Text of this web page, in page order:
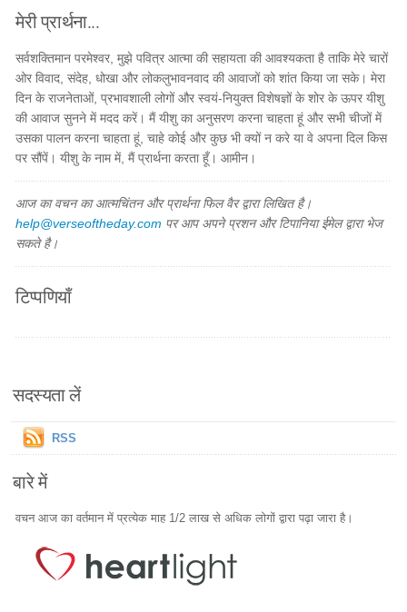
मेरी प्रार्थना...
सर्वशक्तिमान परमेश्वर, मुझे पवित्र आत्मा की सहायता की आवश्यकता है ताकि मेरे चारों
ओर विवाद, संदेह, धोखा और लोकलुभावनवाद की आवाजों को शांत किया जा सके। मेरा
दिन के राजनेताओं, प्रभावशाली लोगों और स्वयं-नियुक्त विशेषज्ञों के शोर के ऊपर यीशु
की आवाज सुनने में मदद करें। मैं यीशु का अनुसरण करना चाहता हूं और सभी चीजों में
उसका पालन करना चाहता हूं, चाहे कोई और कुछ भी क्यों न करे या वे अपना दिल किस
पर सौंपें। यीशु के नाम में, मैं प्रार्थना करता हूँ। आमीन।
आज का वचन का आत्मचिंतन और प्रार्थना फिल वैर द्वारा लिखित है।
help@verseoftheday.com पर आप अपने प्रशन और टिपानिया ईमेल द्वारा भेज
सकते है।
टिप्पणियाँ
सदस्यता लें
RSS
बारे में
वचन आज का वर्तमान में प्रत्येक माह 1/2 लाख से अधिक लोगों द्वारा पढ़ा जारा है।